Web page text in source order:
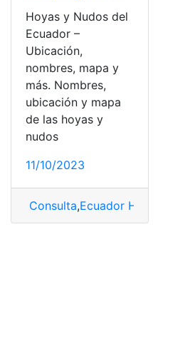
Hoyas y Nudos del
Ecuador –
Ubicación,
nombres, mapa y
más. Nombres,
ubicación y mapa
de las hoyas y
nudos
11/10/2023
Consulta,Ecuador Hoyas y